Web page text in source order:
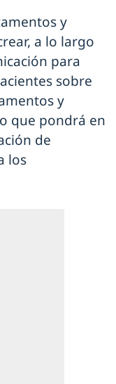
y
a lo largo
para
sobre
y
que pondrá en
de
los